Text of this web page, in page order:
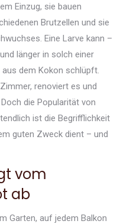
Einzug, sie bauen
Brutzellen und sie
Eine Larve kann –
länger in solch einer
dem Kokon schlüpft.
renoviert es und
die Popularität von
ist die Begrifflichkeit
guten Zweck dient – und
vom
ab
Garten, auf jedem Balkon